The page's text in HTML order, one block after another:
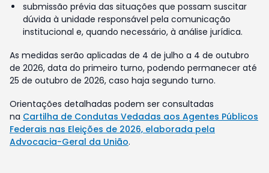
submissão prévia das situações que possam suscitar
dúvida à unidade responsável pela comunicação
institucional e, quando necessário, à análise jurídica.
As medidas serão aplicadas de 4 de julho a 4 de outubro
de 2026, data do primeiro turno, podendo permanecer até
25 de outubro de 2026, caso haja segundo turno.
Orientações detalhadas podem ser consultadas
na Cartilha de Condutas Vedadas aos Agentes Públicos
Federais nas Eleições de 2026, elaborada pela
Advocacia-Geral da União.